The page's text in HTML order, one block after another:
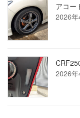
アコー
2026
2026